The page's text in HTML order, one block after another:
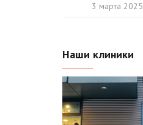
3 марта 2025
Наши клиники